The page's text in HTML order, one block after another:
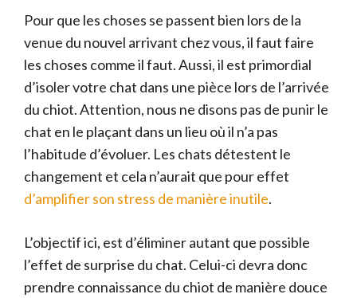
Pour que les choses se passent bien lors de la
venue du nouvel arrivant chez vous, il faut faire
les choses comme il faut. Aussi, il est primordial
d’isoler votre chat dans une pièce lors de l’arrivée
du chiot. Attention, nous ne disons pas de punir le
chat en le plaçant dans un lieu où il n’a pas
l’habitude d’évoluer. Les chats détestent le
changement et cela n’aurait que pour effet
d’amplifier son stress de manière inutile.
L’objectif ici, est d’éliminer autant que possible
l’effet de surprise du chat. Celui-ci devra donc
prendre connaissance du chiot de manière douce